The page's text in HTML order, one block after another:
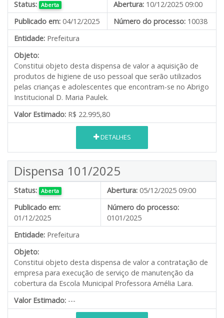
Status: Aberta Abertura: 10/12/2025 09:00
Publicado em: 04/12/2025 Número do processo: 10038
Entidade: Prefeitura
Objeto:
Constitui objeto desta dispensa de valor a aquisição de
produtos de higiene de uso pessoal que serão utilizados
pelas crianças e adolescentes que encontram-se no Abrigo
Institucional D. Maria Paulek.
Valor Estimado: R$ 22.995,80
DETALHES
Dispensa 101/2025
Status: Aberta Abertura: 05/12/2025 09:00
Publicado em:
01/12/2025
Número do processo:
0101/2025
Entidade: Prefeitura
Objeto:
Constitui objeto desta dispensa de valor a contratação de
empresa para execução de serviço de manutenção da
cobertura da Escola Municipal Professora Amélia Lara.
Valor Estimado: ---